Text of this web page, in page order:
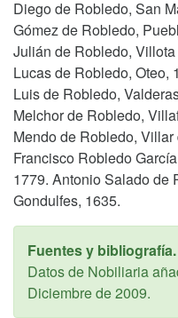
Diego de Robledo, San
Gómez de Robledo,
Julián de Robledo,
Lucas de Robledo, Oteo,
Luis de Robledo,
Melchor de Robledo,
Mendo de Robledo, Villar
Francisco Robledo
1779. Antonio Salado de
Gondulfes, 1635.
Fuentes y bibliografía.
Datos de Nobiliaria
Diciembre de 2009.